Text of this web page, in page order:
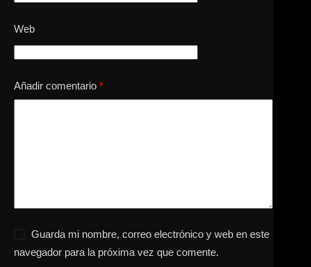
Web
Añadir comentario *
Guarda mi nombre, correo electrónico y web en este
navegador para la próxima vez que comente.